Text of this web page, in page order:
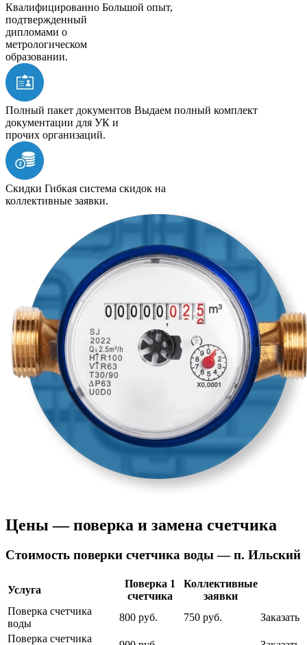
Квалифицированно Большой опыт,
подтвержденный
дипломами о
метрологическом
образовании.
Полный пакет документов Выдаем полный комплект
документации для УК и
прочих организаций.
Скидки Гибкая система скидок на
коллективные заявки.
Цены — поверка и замена счетчика
Cтоимость поверки счетчика воды — п. Ильский
Услуга
Поверка 1
счетчика
Коллективные
заявки
Поверка счетчика
воды
800 руб. 750 руб.
Заказать
Поверка счетчика